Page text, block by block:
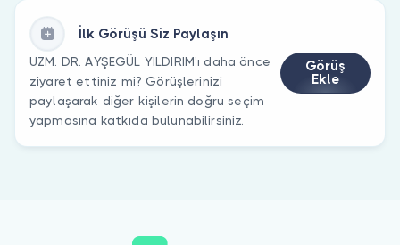
İlk Görüşü Siz Paylaşın
UZM. DR. AYŞEGÜL YILDIRIM’ı daha önce
ziyaret ettiniz mi? Görüşlerinizi
paylaşarak diğer kişilerin doğru seçim
yapmasına katkıda bulunabilirsiniz.
Görüş
Ekle